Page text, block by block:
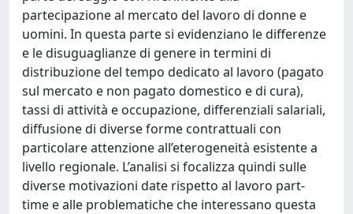
partecipazione al mercato del lavoro di donne e
uomini. In questa parte si evidenziano le differenze
e le disuguaglianze di genere in termini di
distribuzione del tempo dedicato al lavoro (pagato
sul mercato e non pagato domestico e di cura),
tassi di attività e occupazione, differenziali salariali,
diffusione di diverse forme contrattuali con
particolare attenzione all’eterogeneità esistente a
livello regionale. L’analisi si focalizza quindi sulle
diverse motivazioni date rispetto al lavoro part-
time e alle problematiche che interessano questa